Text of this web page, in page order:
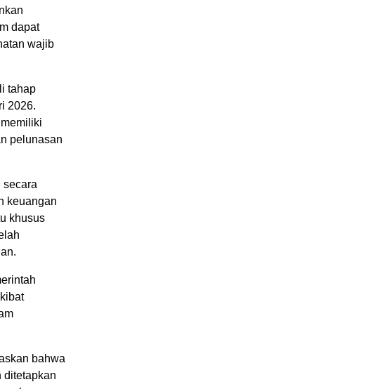
dapat
wajib
tahap
2026.
pelunasan
secara
keuangan
khusus
bahwa
ditetapkan